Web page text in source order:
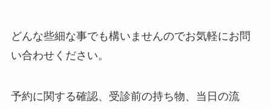
どんな些細な事でも構いませんのでお気軽にお問
い合わせください。
予約に関する確認、受診前の持ち物、当日の流